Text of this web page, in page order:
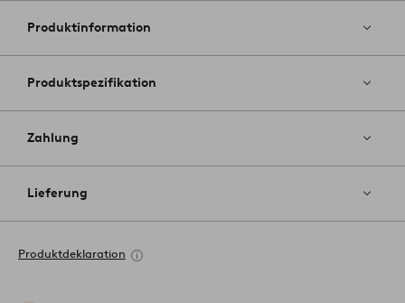
Produktinformation
Produktspezifikation
Zahlung
Lieferung
Produktdeklaration